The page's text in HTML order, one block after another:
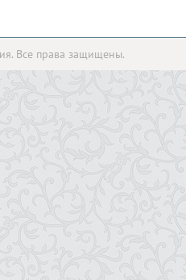
Все права защищены.